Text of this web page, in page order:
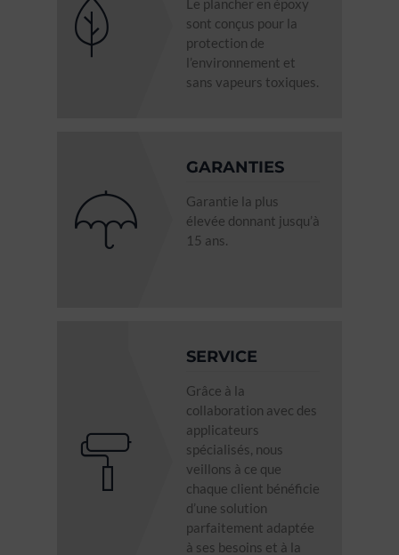
Le plancher en époxy
sont conçus pour la
protection de
l’environnement et
sans vapeurs toxiques.
GARANTIES
Garantie la plus
élevée donnant jusqu’à
15 ans.
SERVICE
Grâce à la
collaboration avec des
applicateurs
spécialisés, nous
veillons à ce que
chaque client bénéficie
d’une solution
parfaitement adaptée
à ses besoins et à la